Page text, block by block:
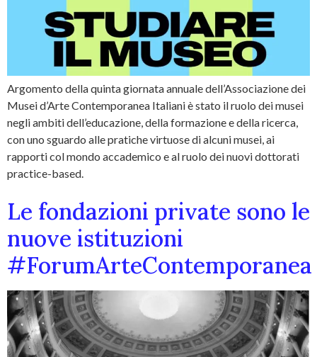
Argomento della quinta giornata annuale dell’Associazione dei
Musei d’Arte Contemporanea Italiani è stato il ruolo dei musei
negli ambiti dell’educazione, della formazione e della ricerca,
con uno sguardo alle pratiche virtuose di alcuni musei, ai
rapporti col mondo accademico e al ruolo dei nuovi dottorati
practice-based.
Le fondazioni private sono le
nuove istituzioni
#ForumArteContemporanea